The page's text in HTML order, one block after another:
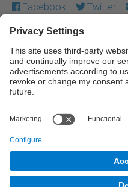
Facebook Twitter
Except where otherwise
licensed under a Creative
NonCommercial-NoDerivs